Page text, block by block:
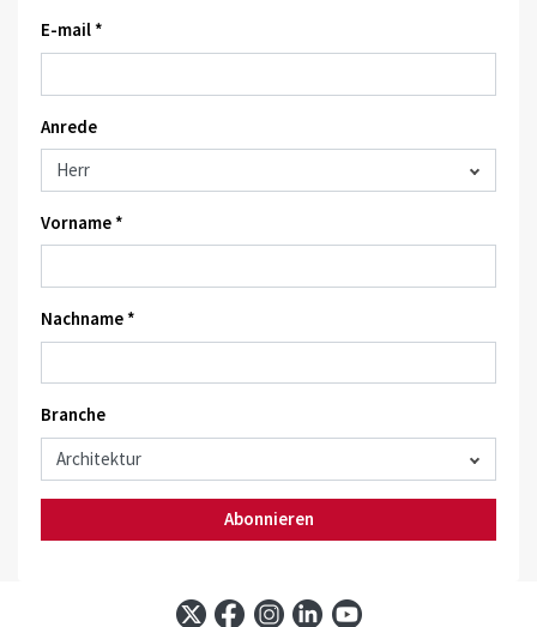
E-mail *
Anrede
Vorname *
Nachname *
Branche
Abonnieren